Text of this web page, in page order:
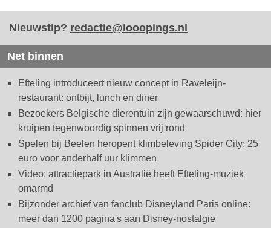
Nieuwstip? redactie@looopings.nl
Net binnen
Efteling introduceert nieuw concept in Raveleijn-
restaurant: ontbijt, lunch en diner
Bezoekers Belgische dierentuin zijn gewaarschuwd: hier
kruipen tegenwoordig spinnen vrij rond
Spelen bij Beelen heropent klimbeleving Spider City: 25
euro voor anderhalf uur klimmen
Video: attractiepark in Australië heeft Efteling-muziek
omarmd
Bijzonder archief van fanclub Disneyland Paris online:
meer dan 1200 pagina's aan Disney-nostalgie